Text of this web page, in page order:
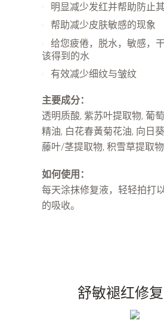
明显减少发红并帮助防止
帮助减少皮肤敏感的现象
给您疲倦，脱水，敏感，
该得到的水
有效减少细纹与皱纹
主要成分：
透明质酸, 紫苏叶提取物, 葡
精油, 白花春黃菊花油, 向日
藤叶/茎提取物, 积雪草提取物
如何使用：
每天涂抹修复液，轻轻拍打
的吸收。
舒敏褪红修